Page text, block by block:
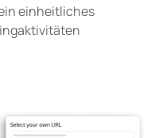
einheitliches